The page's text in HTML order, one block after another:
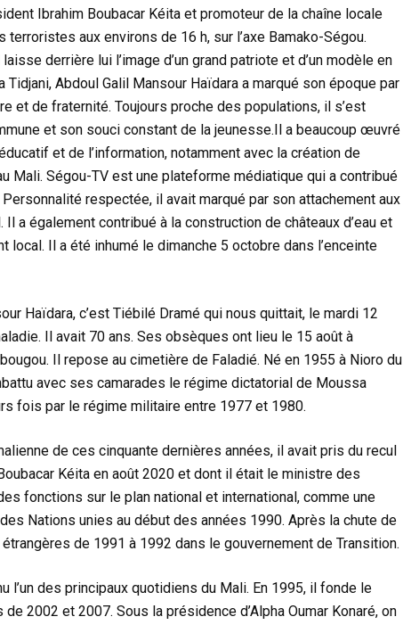
Ibrahim Boubacar Kéita et promoteur de la chaîne locale
aux environs de 16 h, sur l’axe Bamako-Ségou.
derrière lui l’image d’un grand patriote et d’un modèle en
Abdoul Galil Mansour Haïdara a marqué son époque par
et de fraternité. Toujours proche des populations, il s’est
et son souci constant de la jeunesse.Il a beaucoup œuvré
et de l’information, notamment avec la création de
Mali. Ségou-TV est une plateforme médiatique qui a contribué
respectée, il avait marqué par son attachement aux
a également contribué à la construction de châteaux d’eau et
Il a été inhumé le dimanche 5 octobre dans l’enceinte
Haïdara, c’est Tiébilé Dramé qui nous quittait, le mardi 12
Il avait 70 ans. Ses obsèques ont lieu le 15 août à
Il repose au cimetière de Faladié. Né en 1955 à Nioro du
avec ses camarades le régime dictatorial de Moussa
fois par le régime militaire entre 1977 et 1980.
de ces cinquante dernières années, il avait pris du recul
Kéita en août 2020 et dont il était le ministre des
fonctions sur le plan national et international, comme une
Nations unies au début des années 1990. Après la chute de
de 1991 à 1992 dans le gouvernement de Transition.
l’un des principaux quotidiens du Mali. En 1995, il fonde le
2002 et 2007. Sous la présidence d’Alpha Oumar Konaré, on